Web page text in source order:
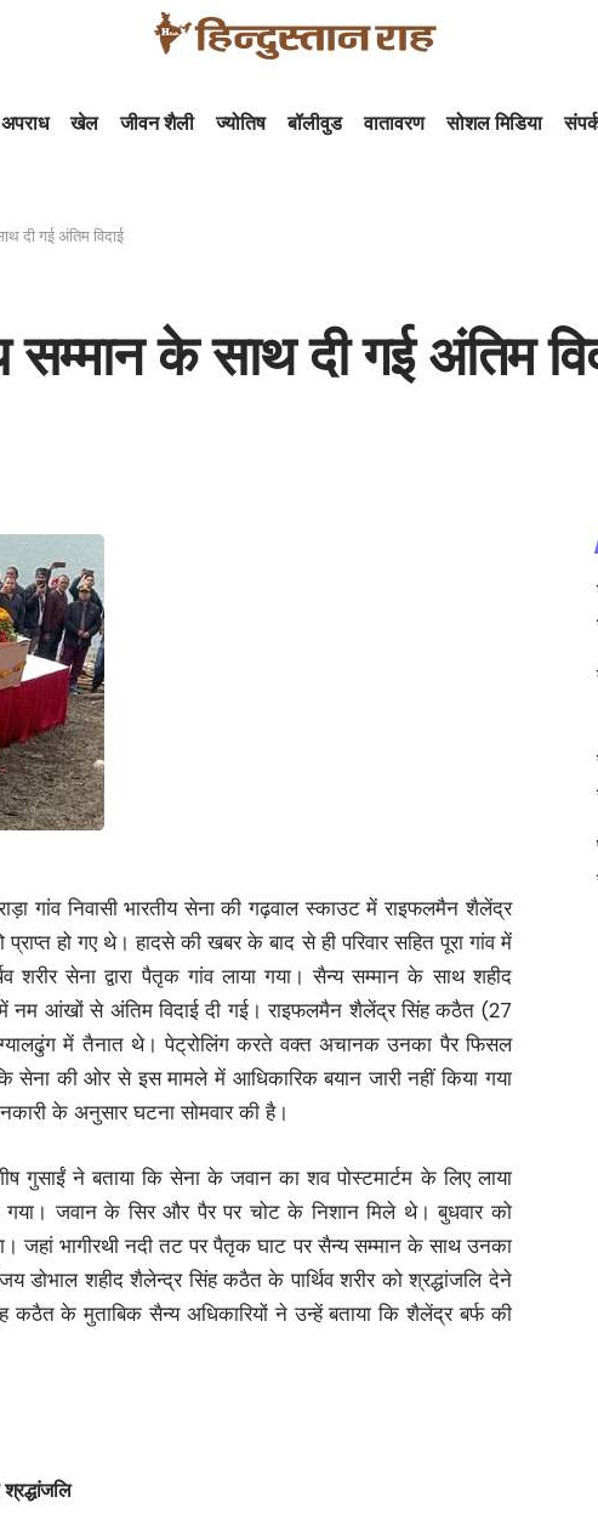
अपराध खेल जीवन शैली ज्योतिष बॉलीवुड वातावरण सोशल मिडिया
दी गई अंतिम विदाई
के साथ दी गई अंतिम
गांव निवासी भारतीय सेना की गढ़वाल स्काउट में राइफलमैन शैलेंद्र
हो गए थे। हादसे की खबर के बाद से ही परिवार सहित पूरा गांव में
सेना द्वारा पैतृक गांव लाया गया। सैन्य सम्मान के साथ शहीद
नम आंखों से अंतिम विदाई दी गई। राइफलमैन शैलेंद्र सिंह कठैत (27
ग्यालढुंग में तैनात थे। पेट्रोलिंग करते वक्त अचानक उनका पैर फिसल
सेना की ओर से इस मामले में आधिकारिक बयान जारी नहीं किया गया
के अनुसार घटना सोमवार की है।
गुसाईं ने बताया कि सेना के जवान का शव पोस्टमार्टम के लिए लाया
गया। जवान के सिर और पैर पर चोट के निशान मिले थे। बुधवार को
जहां भागीरथी नदी तट पर पैतृक घाट पर सैन्य सम्मान के साथ उनका
डोभाल शहीद शैलेन्द्र सिंह कठैत के पार्थिव शरीर को श्रद्धांजलि देने
के मुताबिक सैन्य अधिकारियों ने उन्हें बताया कि शैलेंद्र बर्फ की